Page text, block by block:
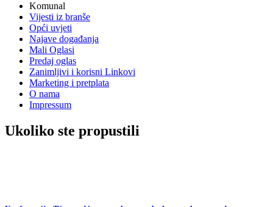
Komunal
Vijesti iz branše
Opći uvjeti
Najave događanja
Mali Oglasi
Predaj oglas
Zanimljivi i korisni Linkovi
Marketing i pretplata
O nama
Impressum
Ukoliko ste propustili